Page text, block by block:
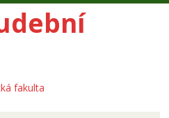
fakulta